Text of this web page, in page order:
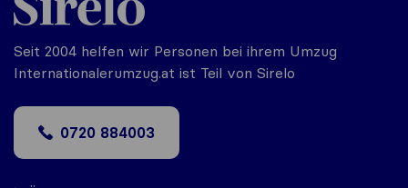
Seit 2004 helfen wir Personen bei ihrem Umzug
Internationalerumzug.at ist Teil von Sirelo
0720 884003